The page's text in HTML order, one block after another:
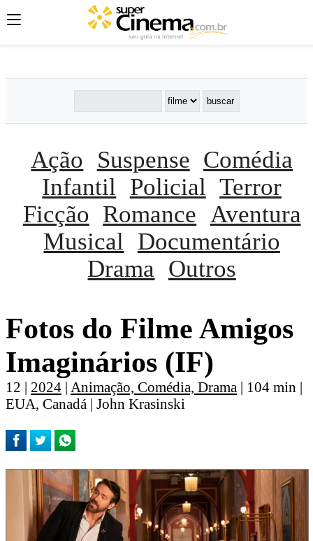
';';
Ação Suspense Comédia
Infantil
Policial Terror
Ficção Romance Aventura
Musical
Documentário
Drama
Outros
Fotos do Filme Amigos
Imaginários (IF)
12 | 2024 | Animação, Comédia, Drama | 104 min |
EUA, Canadá | John Krasinski